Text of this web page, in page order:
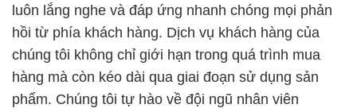
luôn lắng nghe và đáp ứng nhanh chóng mọi phản
hồi từ phía khách hàng. Dịch vụ khách hàng của
chúng tôi không chỉ giới hạn trong quá trình mua
hàng mà còn kéo dài qua giai đoạn sử dụng sản
phẩm. Chúng tôi tự hào về đội ngũ nhân viên